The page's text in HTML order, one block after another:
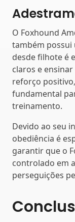
O Foxhound
também possui
desde filhote é
claros e
reforço
fundamental
treinamento.
Devido ao seu
obediência é
garantir que o
controlado em
perseguições